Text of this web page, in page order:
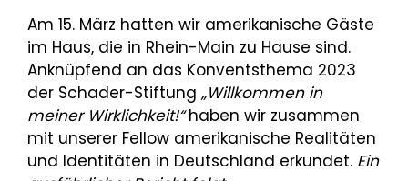
Am 15. März hatten wir amerikanische Gäste
im Haus, die in Rhein-Main zu Hause sind.
Anknüpfend an das Konventsthema 2023
der Schader-Stiftung „Willkommen in
meiner Wirklichkeit!“haben wir zusammen
mit unserer Fellow amerikanische Realitäten
und Identitäten in Deutschland erkundet. Ein